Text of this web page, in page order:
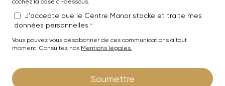
cochez la case ci-dessous.
J'accepte que le Centre Manor stocke et traite mes
données personnelles.*
Vous pouvez vous désabonner de ces communications à tout
moment. Consultez nos Mentions légales.